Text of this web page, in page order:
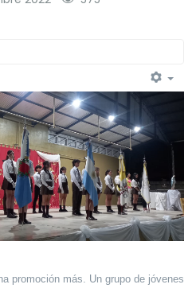
promoción más. Un grupo de jóvenes